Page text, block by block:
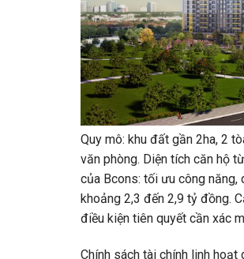
Quy mô: khu đất gần 2ha, 2
văn phòng. Diện tích căn hộ
của Bcons: tối ưu công năng,
khoảng 2,3 đến 2,9 tỷ đồng.
điều kiện tiên quyết cần xác
Chính sách tài chính linh hoạt